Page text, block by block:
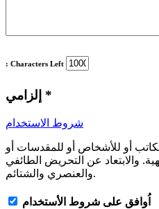
: Characters Left
*
شروط الاستخدام
أو للأشخاص أو للمقدسات أو
والابتعاد عن التحريض الطائفي
والعنصري والشتائم.
اُوافق على شروط الأستخدام